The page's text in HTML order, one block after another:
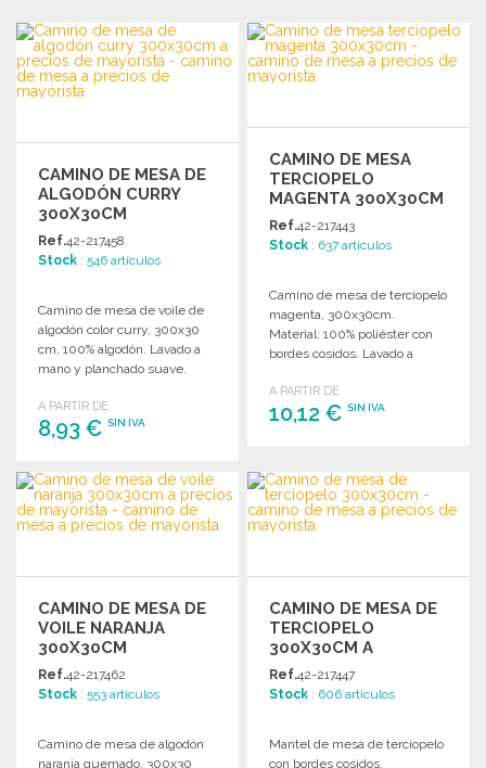
CAMINO DE MESA DE
ALGODÓN CURRY
300X30CM
Ref.42-217458
Stock : 546 artículos
Camino de mesa de voile de
algodón color curry, 300x30
cm, 100% algodón. Lavado a
mano y planchado suave.
A PARTIR DE
8,93 € SIN IVA
PEDIR
Solicitar un presupuesto
CAMINO DE MESA
TERCIOPELO
MAGENTA 300X30CM
Ref.42-217443
Stock : 637 artículos
Camino de mesa de terciopelo
magenta, 300x30cm.
Material: 100% poliéster con
bordes cosidos. Lavado a
A PARTIR DE
10,12 €SIN IVA
Solicitar un presupuesto
CAMINO DE MESA DE
VOILE NARANJA
300X30CM
Ref.42-217462
Stock : 553 artículos
Camino de mesa de algodón
naranja quemado, 300x30
CAMINO DE MESA DE
TERCIOPELO
300X30CM A
PRECIOS DE
MAYORISTA
Ref.42-217447
Stock : 606 artículos
Mantel de mesa de terciopelo
con bordes cosidos,